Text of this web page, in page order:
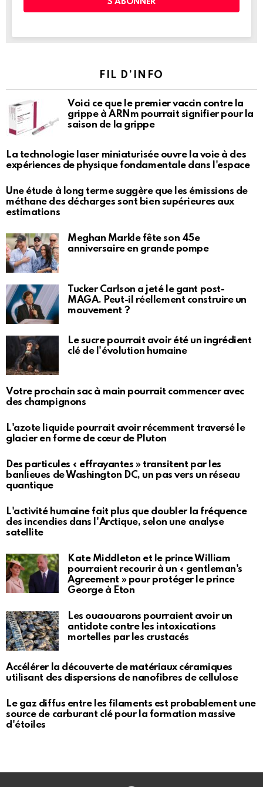
FIL D’INFO
Voici ce que le premier vaccin contre la
grippe à ARNm pourrait signifier pour la
saison de la grippe
La technologie laser miniaturisée ouvre la voie à des
expériences de physique fondamentale dans l'espace
Une étude à long terme suggère que les émissions de
méthane des décharges sont bien supérieures aux
estimations
Meghan Markle fête son 45e
anniversaire en grande pompe
Tucker Carlson a jeté le gant post-
MAGA. Peut-il réellement construire un
mouvement ?
Le sucre pourrait avoir été un ingrédient
clé de l'évolution humaine
Votre prochain sac à main pourrait commencer avec
des champignons
L'azote liquide pourrait avoir récemment traversé le
glacier en forme de cœur de Pluton
Des particules « effrayantes » transitent par les
banlieues de Washington DC, un pas vers un réseau
quantique
L'activité humaine fait plus que doubler la fréquence
des incendies dans l'Arctique, selon une analyse
satellite
Kate Middleton et le prince William
pourraient recourir à un « gentleman's
Agreement » pour protéger le prince
George à Eton
Les ouaouarons pourraient avoir un
antidote contre les intoxications
mortelles par les crustacés
Accélérer la découverte de matériaux céramiques
utilisant des dispersions de nanofibres de cellulose
Le gaz diffus entre les filaments est probablement une
source de carburant clé pour la formation massive
d'étoiles